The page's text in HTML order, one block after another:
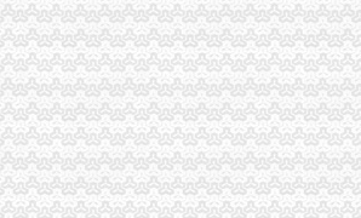
平副巡视员到渝北局检查指导工作
庆注销分公司工商工作会议精
果明显
足三点化突发事件预防机制
节市分公司营业执照注销场监管
前食品市代办注销分公司场监管
全系统组织人事工作会议
围绕食品安全构筑五道防线